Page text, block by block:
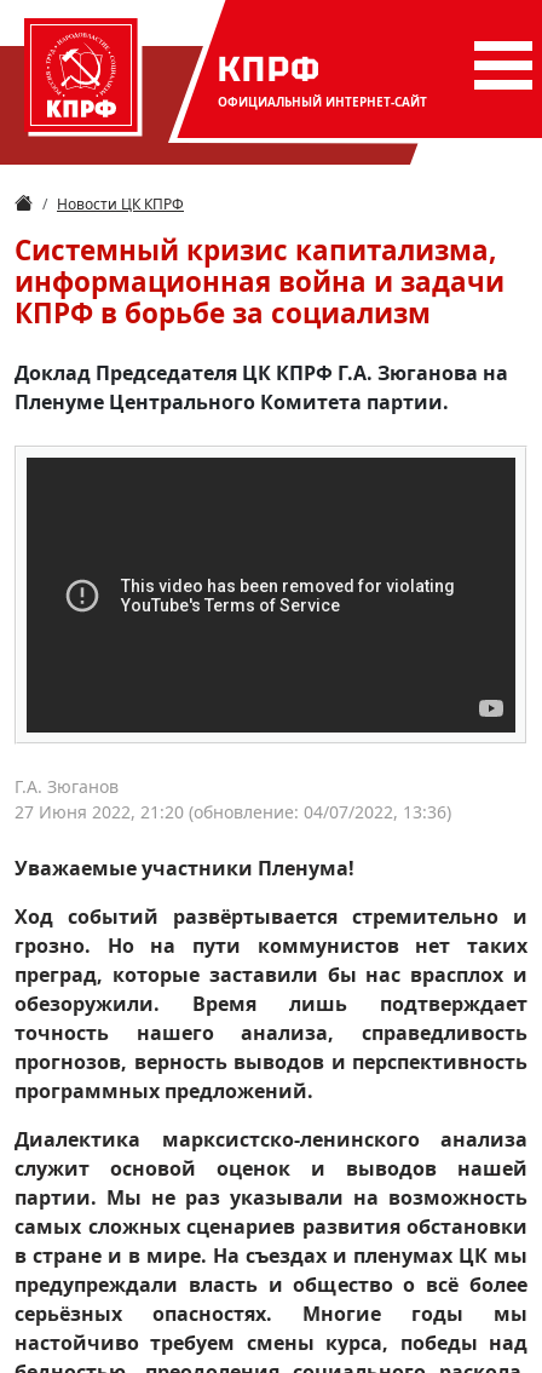
КПРФ
ОФИЦИАЛЬНЫЙ ИНТЕРНЕТ-САЙТ
Новости ЦК КПРФ
Системный кризис капитализма,
информационная война и задачи
КПРФ в борьбе за социализм
Доклад Председателя ЦК КПРФ Г.А. Зюганова на
Пленуме Центрального Комитета партии.
Г.А. Зюганов
27 Июня 2022, 21:20 (обновление: 04/07/2022, 13:36)
Уважаемые участники Пленума!
Ход событий развёртывается стремительно и
грозно. Но на пути коммунистов нет таких
преград, которые заставили бы нас врасплох и
обезоружили. Время лишь подтверждает
точность нашего анализа, справедливость
прогнозов, верность выводов и перспективность
программных предложений.
Диалектика марксистско-ленинского анализа
служит основой оценок и выводов нашей
партии. Мы не раз указывали на возможность
самых сложных сценариев развития обстановки
в стране и в мире. На съездах и пленумах ЦК мы
предупреждали власть и общество о всё более
серьёзных опасностях. Многие годы мы
настойчиво требуем смены курса, победы над